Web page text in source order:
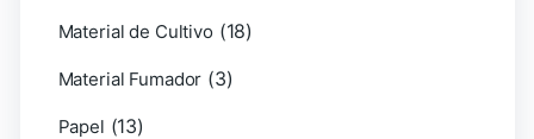
Material de Cultivo (18)
Material Fumador (3)
Papel (13)